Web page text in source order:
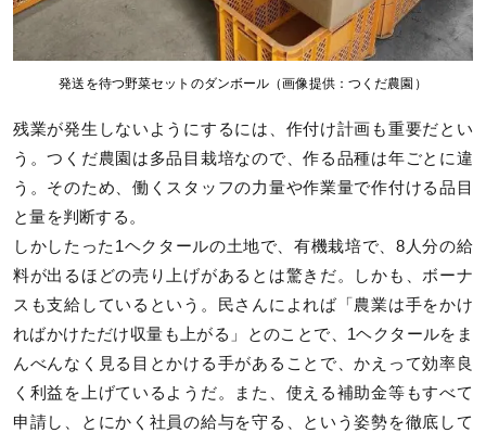
発送を待つ野菜セットのダンボール（画像提供：つくだ農園）
残業が発生しないようにするには、作付け計画も重要だとい
う。つくだ農園は多品目栽培なので、作る品種は年ごとに違
う。そのため、働くスタッフの力量や作業量で作付ける品目
と量を判断する。
しかしたった1ヘクタールの土地で、有機栽培で、8人分の給
料が出るほどの売り上げがあるとは驚きだ。しかも、ボーナ
スも支給しているという。民さんによれば「農業は手をかけ
ればかけただけ収量も上がる」とのことで、1ヘクタールをま
んべんなく見る目とかける手があることで、かえって効率良
く利益を上げているようだ。また、使える補助金等もすべて
申請し、とにかく社員の給与を守る、という姿勢を徹底して